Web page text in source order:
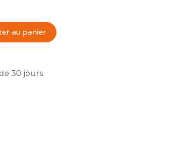
au panier
30 jours